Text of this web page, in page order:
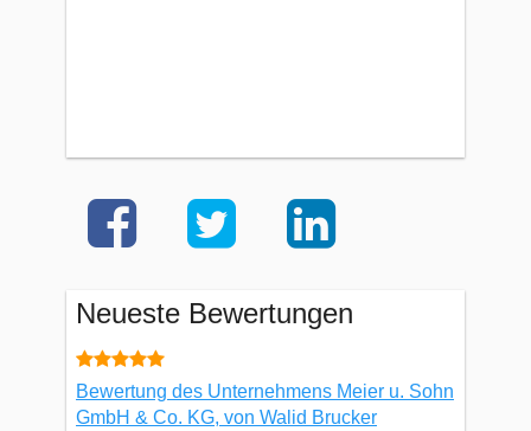
Neueste Bewertungen
Bewertung des Unternehmens Meier u. Sohn
GmbH & Co. KG, von Walid Brucker